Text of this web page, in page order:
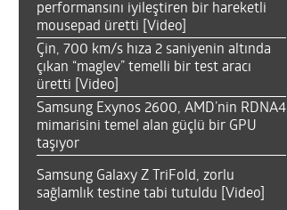
performansını iyileştiren bir hareketli
mousepad üretti [Video]
Çin, 700 km/s hıza 2 saniyenin altında
çıkan “maglev” temelli bir test aracı
üretti [Video]
Samsung Exynos 2600, AMD’nin RDNA4
mimarisini temel alan güçlü bir GPU
taşıyor
Samsung Galaxy Z TriFold, zorlu
sağlamlık testine tabi tutuldu [Video]